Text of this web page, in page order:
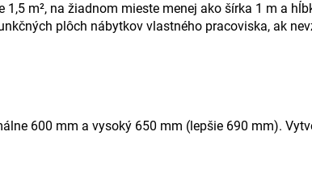
m², na žiadnom mieste menej ako šírka 1 m a
plôch nábytkov vlastného pracoviska, ak
600 mm a vysoký 650 mm (lepšie 690 mm).